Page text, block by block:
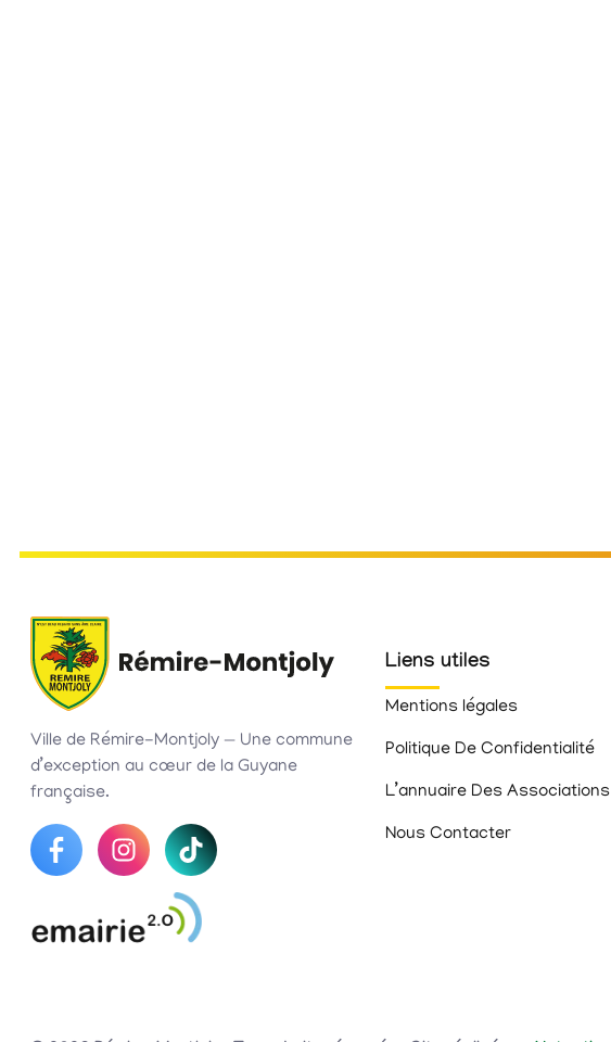
Ville de Rémire-Montjoly — Une commune
d’exception au cœur de la Guyane
française.
Liens utiles
Mentions légales
Politique De Confidentialité
L’annuaire Des Associations
Nous Contacter